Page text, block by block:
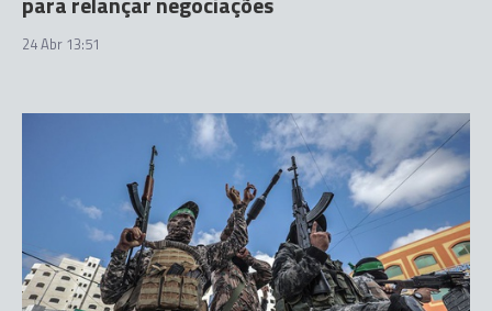
24 Abr 13:51